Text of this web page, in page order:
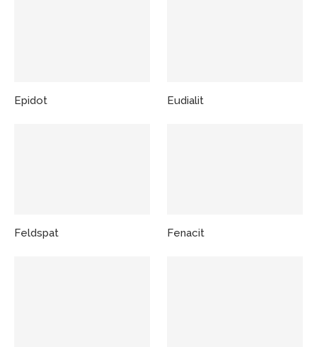
Epidot Eudialit
Feldspat Fenacit